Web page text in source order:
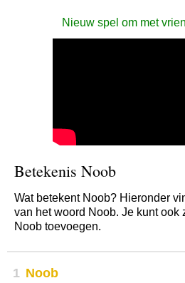
Nieuw spel om met
Betekenis Noob
Wat betekent Noob? Hieronder
van het woord Noob. Je kunt ook
Noob toevoegen.
1 Noob